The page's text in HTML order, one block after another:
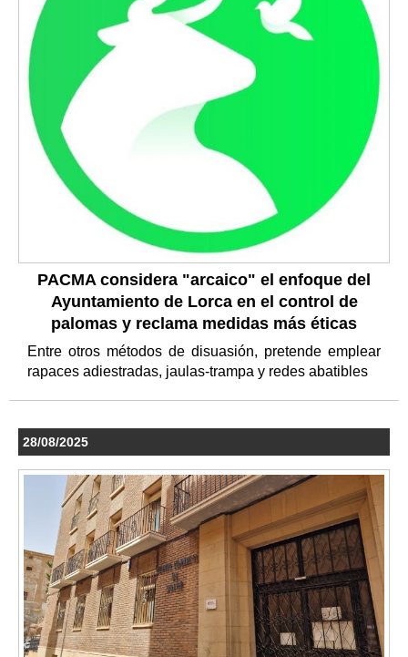
PACMA considera "arcaico" el enfoque del
Ayuntamiento de Lorca en el control de
palomas y reclama medidas más éticas
Entre otros métodos de disuasión, pretende emplear
rapaces adiestradas, jaulas-trampa y redes abatibles
28/08/2025